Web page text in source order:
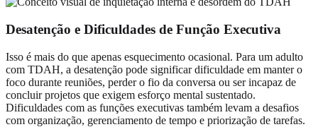
Desatenção e Dificuldades de Função Executiva
Isso é mais do que apenas esquecimento ocasional. Para um adulto
com TDAH, a desatenção pode significar dificuldade em manter o
foco durante reuniões, perder o fio da conversa ou ser incapaz de
concluir projetos que exigem esforço mental sustentado.
Dificuldades com as funções executivas também levam a desafios
com organização, gerenciamento de tempo e priorização de tarefas.